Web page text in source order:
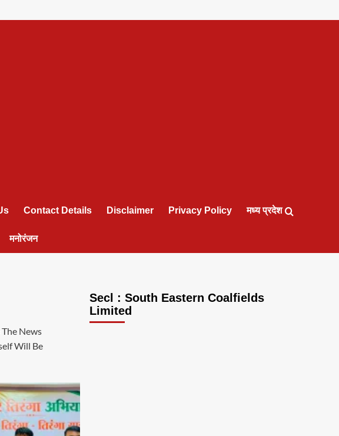
Contact Details Disclaimer Privacy Policy मध्य प्रदेश
मनोरंजन
News
Will Be
Secl : South Eastern Coalfields
Limited